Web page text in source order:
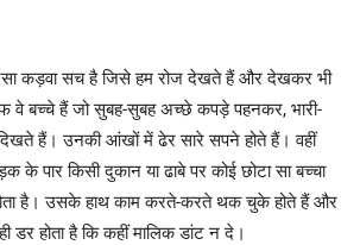
कड़वा सच है जिसे हम रोज देखते हैं और देखकर भी
बच्चे हैं जो सुबह-सुबह अच्छे कपड़े पहनकर, भारी-
हैं। उनकी आंखों में ढेर सारे सपने होते हैं। वहीं
के पार किसी दुकान या ढाबे पर कोई छोटा सा बच्चा
है। उसके हाथ काम करते-करते थक चुके होते हैं और
डर होता है कि कहीं मालिक डांट न दे।